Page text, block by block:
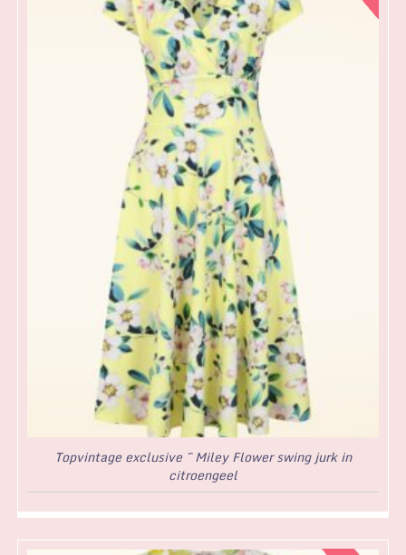
Topvintage exclusive ~ Miley Flower swing jurk in
citroengeel